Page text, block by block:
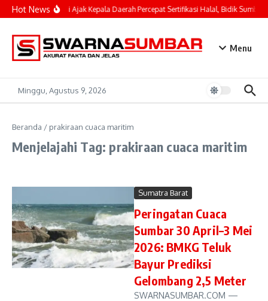
Lewati ke konten
Hot NewsMahyeldi Ajak Kepala Daerah Percepat Sertifikasi Halal, Bidik Sumbar
Menu
Minggu, Agustus 9, 2026
Beranda / prakiraan cuaca maritim
Menjelajahi Tag: prakiraan cuaca maritim
Sumatra Barat
Peringatan Cuaca
Sumbar 30 April–3 Mei
2026: BMKG Teluk
Bayur Prediksi
Gelombang 2,5 Meter
SWARNASUMBAR.COM —